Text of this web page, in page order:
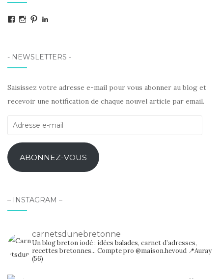
Facebook
Instagram
Pinterest
- NEWSLETTERS -
Saisissez votre adresse e-mail pour vous abonner au blog et
recevoir une notification de chaque nouvel article par email.
Adresse
mail
ABONNEZ-VOUS
– INSTAGRAM –
carnetsdunebretonne
Un blog breton iodé : idées balades, carnet d’adresses,
recettes bretonnes... Compte pro @maison.hevoud 📍Auray
(56)